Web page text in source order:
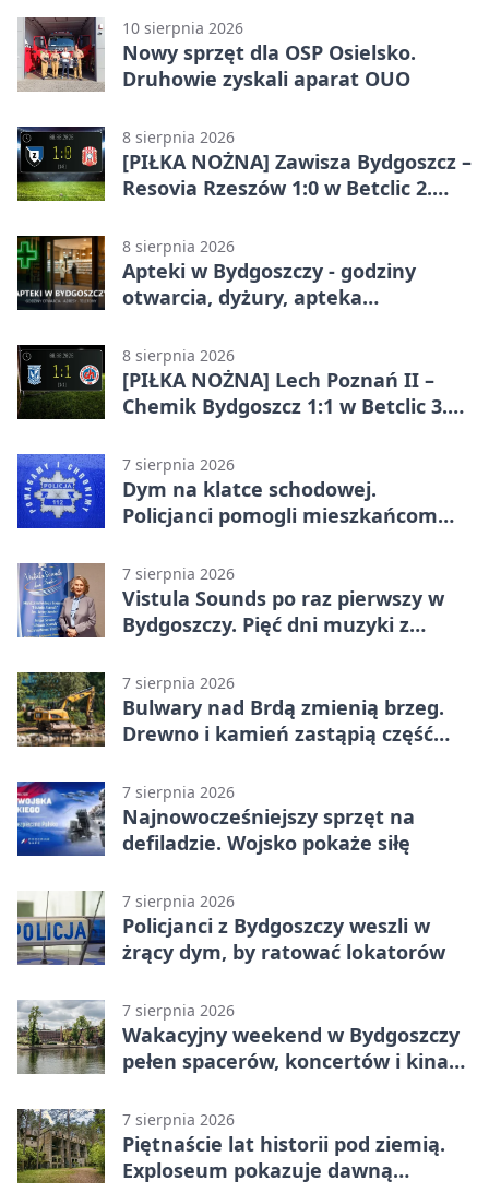
10 sierpnia 2026
Nowy sprzęt dla OSP Osielsko.
Druhowie zyskali aparat OUO
8 sierpnia 2026
[PIŁKA NOŻNA] Zawisza Bydgoszcz –
Resovia Rzeszów 1:0 w Betclic 2.
8 sierpnia 2026
Apteki w Bydgoszczy - godziny
otwarcia, dyżury, apteka
8 sierpnia 2026
[PIŁKA NOŻNA] Lech Poznań II –
Chemik Bydgoszcz 1:1 w Betclic 3.
Bydgoszczanie wywieźli punkt z
Wronek
7 sierpnia 2026
Dym na klatce schodowej.
Policjanci pomogli mieszkańcom
7 sierpnia 2026
Vistula Sounds po raz pierwszy w
Bydgoszczy. Pięć dni muzyki z
7 sierpnia 2026
Bulwary nad Brdą zmienią brzeg.
Drewno i kamień zastąpią część
7 sierpnia 2026
Najnowocześniejszy sprzęt na
defiladzie. Wojsko pokaże siłę
7 sierpnia 2026
Policjanci z Bydgoszczy weszli w
żrący dym, by ratować lokatorów
7 sierpnia 2026
Wakacyjny weekend w Bydgoszczy
pełen spacerów, koncertów i kina
7 sierpnia 2026
Piętnaście lat historii pod ziemią.
Exploseum pokazuje dawną